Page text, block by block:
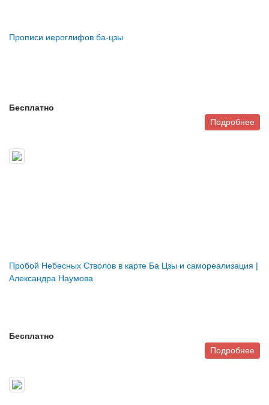
Прописи иероглифов ба-цзы
Бесплатно
Подробнее
Пробой Небесных Стволов в карте Ба Цзы и самореализация |
Александра Наумова
Бесплатно
Подробнее